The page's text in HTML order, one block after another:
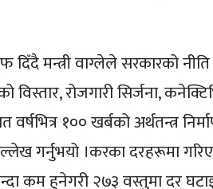
मन्त्री वाग्लेले सरकारको नीति
रोजगारी सिर्जना,
१०० खर्बको अर्थतन्त्र
गर्नुभयो ।करका दरहरूमा
कम हुनेगरी २७३ वस्तुमा दर